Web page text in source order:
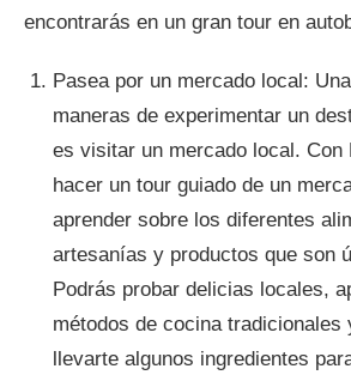
encontrarás en un gran tour en
Pasea por un mercado local:
maneras de experimentar un
es visitar un mercado local. Con
hacer un tour guiado de un
aprender sobre los diferentes
artesanías y productos que son
Podrás probar delicias locales,
métodos de cocina tradicionales
llevarte algunos ingredientes